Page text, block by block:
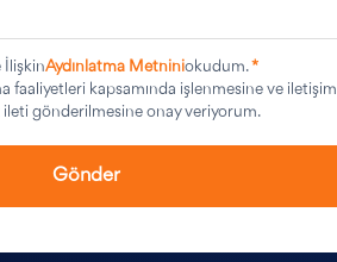
İlişkinAydınlatma Metniniokudum.*
faaliyetleri kapsamında işlenmesine ve iletişim
gönderilmesine onay veriyorum.
Gönder